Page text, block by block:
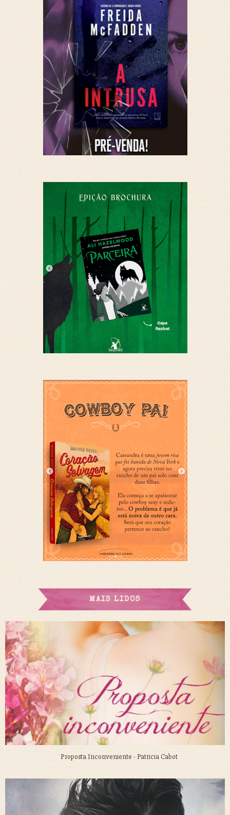
MAIS LIDOS
Proposta Inconveniente - Patricia Cabot